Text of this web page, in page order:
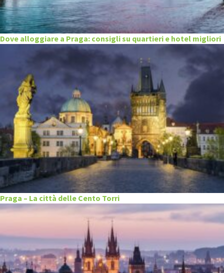
Dove alloggiare a Praga: consigli su quartieri e hotel migliori
Praga – La città delle Cento Torri